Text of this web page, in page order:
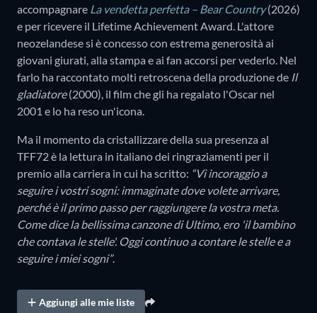
accompagnare La vendetta perfetta – Bear Country (2026)
e per ricevere il Lifetime Achievement Award. L'attore
neozelandese si è concesso con estrema generosità ai
giovani giurati, alla stampa e ai fan accorsi per vederlo. Nel
farlo ha raccontato molti retroscena della produzione de Il
gladiatore(2000), il film che gli ha regalato l'Oscar nel
2001 e lo ha reso un'icona.
Ma il momento da cristallizzare della sua presenza al
TFF72 è la lettura in italiano dei ringraziamenti per il
premio alla carriera in cui ha scritto: “Vi incoraggio a
seguire i vostri sogni: immaginate dove volete arrivare,
perché è il primo passo per raggiungere la vostra meta.
Come dice la bellissima canzone di Ultimo, ero 'il bambino
che contava le stelle'. Oggi continuo a contare le stelle e a
seguire i miei sogni”.
Aggiungi alle mie liste